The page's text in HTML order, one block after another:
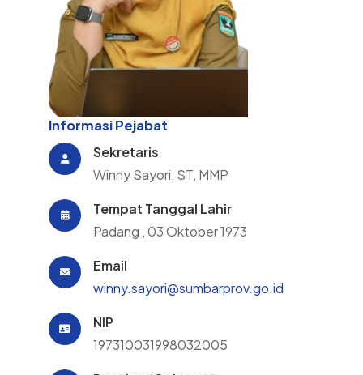
Informasi Pejabat
Sekretaris
Winny Sayori, ST, MMP
Tempat Tanggal Lahir
Padang , 03 Oktober 1973
Email
winny.sayori@sumbarprov.go.id
NIP
197310031998032005